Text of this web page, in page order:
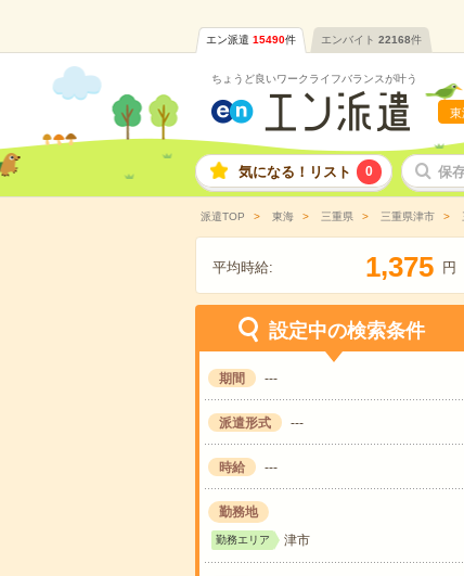
エン派遣 15490件 エンバイト 22168件
ちょうど良いワークライフバランスが叶う
東
気になる！リスト 0 保
派遣TOP 東海 三重県 三重県津市
平均時給: 1,375 円
設定中の検索条件
期間 ---
派遣形式 ---
時給 ---
勤務地
勤務エリア 津市